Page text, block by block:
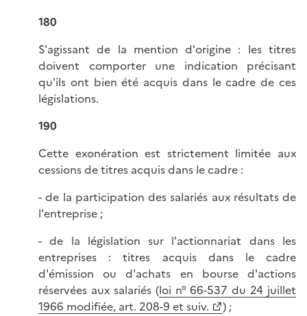
180
S'agissant de la mention d'origine : les titres
doivent comporter une indication précisant
qu'ils ont bien été acquis dans le cadre de ces
législations.
190
Cette exonération est strictement limitée aux
cessions de titres acquis dans le cadre :
- de la participation des salariés aux résultats de
l'entreprise ;
- de la législation sur l'actionnariat dans les
entreprises : titres acquis dans le cadre
d'émission ou d'achats en bourse d'actions
réservées aux salariés (loi n° 66-537 du 24 juillet
1966 modifiée, art. 208-9 et suiv.
) ;